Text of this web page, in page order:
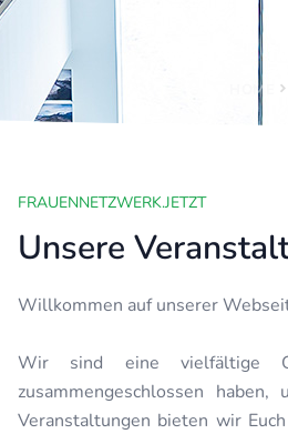
HOME
FRAUENNETZWERK.JETZT
Unsere
Willkommen auf unserer
Wir sind eine vielfältige
zusammengeschlossen
Veranstaltungen bieten wir